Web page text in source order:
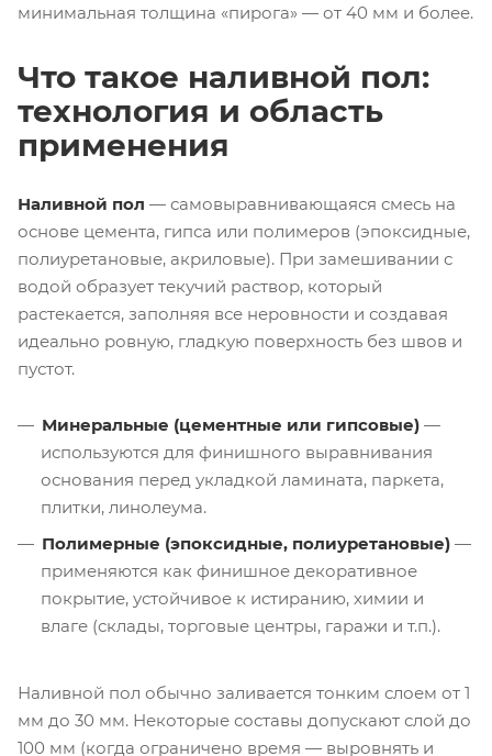
минимальная толщина «пирога» — от 40 мм и более.
Что такое наливной пол:
технология и область
применения
Наливной пол — самовыравнивающаяся смесь на
основе цемента, гипса или полимеров (эпоксидные,
полиуретановые, акриловые). При замешивании с
водой образует текучий раствор, который
растекается, заполняя все неровности и создавая
идеально ровную, гладкую поверхность без швов и
пустот.
Минеральные (цементные или гипсовые) —
используются для финишного выравнивания
основания перед укладкой ламината, паркета,
плитки, линолеума.
Полимерные (эпоксидные, полиуретановые) —
применяются как финишное декоративное
покрытие, устойчивое к истиранию, химии и
влаге (склады, торговые центры, гаражи и т.п.).
Наливной пол обычно заливается тонким слоем от 1
мм до 30 мм. Некоторые составы допускают слой до
100 мм (когда ограничено время — выровнять и